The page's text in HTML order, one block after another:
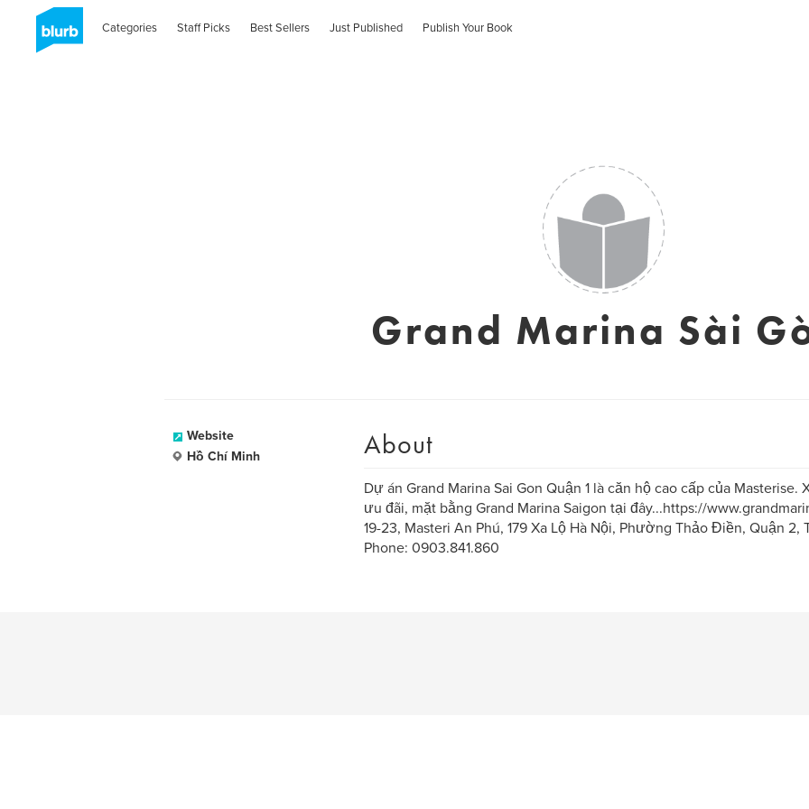
Categories Staff Picks Best Sellers Just Published Publish Your Book
Grand Marina Sài
Website
Hồ Chí Minh
About
Dự án Grand Marina Sai Gon Quận 1 là căn hộ cao cấp của Masterise.
ưu đãi, mặt bằng Grand Marina Saigon tại đây...https://
19-23, Masteri An Phú, 179 Xa Lộ Hà Nội, Phường Thảo Điền, Quận 2,
Phone: 0903.841.860